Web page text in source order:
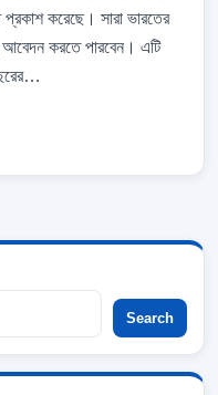
করেছে। সারা ভারতের
আবেদন করতে পারবেন। এটি
Search